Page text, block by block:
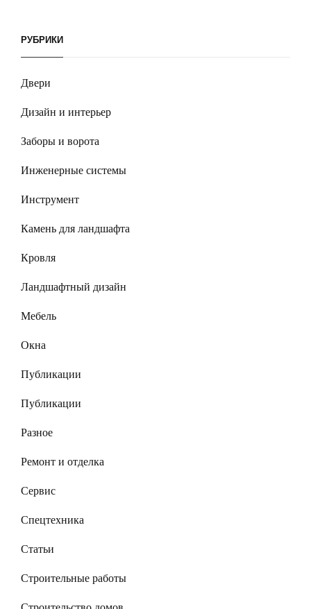
РУБРИКИ
Двери
Дизайн и интерьер
Заборы и ворота
Инженерные системы
Инструмент
Камень для ландшафта
Кровля
Ландшафтный дизайн
Мебель
Окна
Публикации
Публикации
Разное
Ремонт и отделка
Сервис
Спецтехника
Статьи
Строительные работы